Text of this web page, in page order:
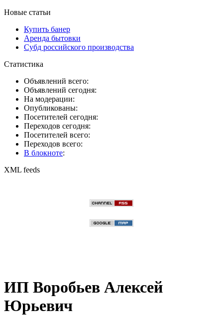
Новые статьи
Купить банер
Аренда бытовки
Субд российского производства
Статистика
Объявлений всего:
Объявлений сегодня:
На модерации:
Опубликованы:
Посетителей сегодня:
Переходов сегодня:
Посетителей всего:
Переходов всего:
В блокноте:
XML feeds
ИП Воробьев Алексей
Юрьевич⁠